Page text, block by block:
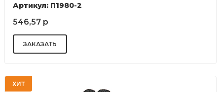
Артикул: П1980-2
546,57 р
ХИТ